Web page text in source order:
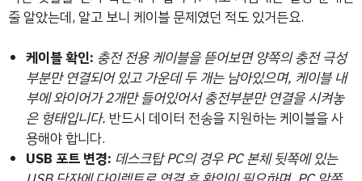
줄 알았는데, 알고 보니 케이블 문제였던 적도 있거든요.
케이블 확인: 충전 전용 케이블을 뜯어보면 양쪽의 충전 극성
부분만 연결되어 있고 가운데 두 개는 남아있으며, 케이블 내
부에 와이어가 2개만 들어있어서 충전부분만 연결을 시켜놓
은 형태입니다. 반드시 데이터 전송을 지원하는 케이블을 사
용해야 합니다.
USB 포트 변경: 데스크탑 PC의 경우 PC 본체 뒷쪽에 있는